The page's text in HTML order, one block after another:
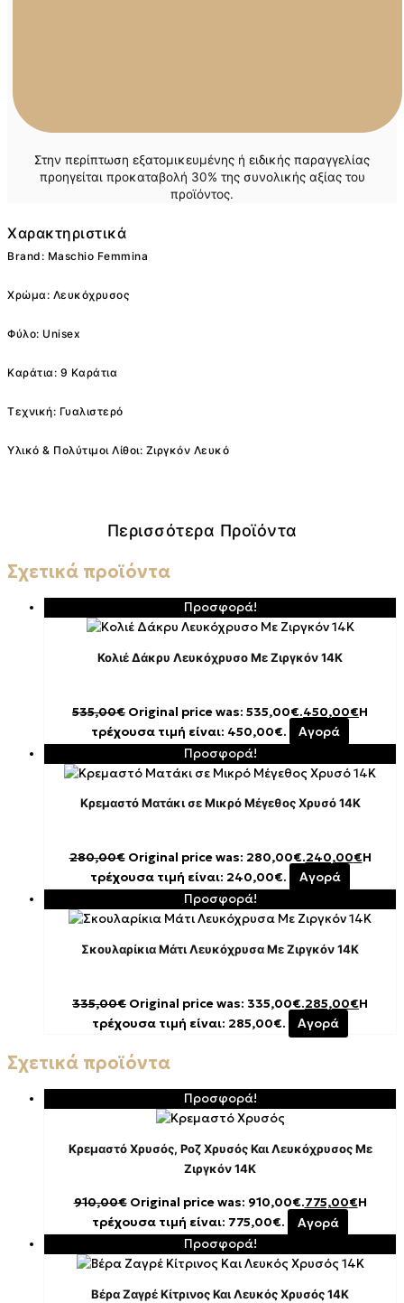
Στην περίπτωση εξατομικευμένης ή ειδικής παραγγελίας
προηγείται προκαταβολή 30% της συνολικής αξίας του
προϊόντος.
Χαρακτηριστικά
Brand: Maschio Femmina
Χρώμα: Λευκόχρυσος
Φύλο: Unisex
Καράτια: 9 Καράτια
Τεχνική: Γυαλιστερό
Υλικό & Πολύτιμοι Λίθοι: Ζιργκόν Λευκό
Περισσότερα Προϊόντα
Σχετικά προϊόντα
Προσφορά!
Κολιέ Δάκρυ Λευκόχρυσο Με Ζιργκόν 14K
535,00€ Original price was: 535,00€.450,00€Η
τρέχουσα τιμή είναι: 450,00€.
Αγορά
Προσφορά!
Κρεμαστό Ματάκι σε Μικρό Μέγεθος Χρυσό 14K
280,00€ Original price was: 280,00€.240,00€Η
τρέχουσα τιμή είναι: 240,00€.
Αγορά
Προσφορά!
Σκουλαρίκια Μάτι Λευκόχρυσα Με Ζιργκόν 14K
335,00€ Original price was: 335,00€.285,00€Η
τρέχουσα τιμή είναι: 285,00€.
Αγορά
Σχετικά προϊόντα
Προσφορά!
Κρεμαστό Χρυσός, Ροζ Χρυσός Και Λευκόχρυσος Με
Ζιργκόν 14K
910,00€ Original price was: 910,00€.775,00€Η
τρέχουσα τιμή είναι: 775,00€.
Αγορά
Προσφορά!
Βέρα Ζαγρέ Κίτρινος Και Λευκός Χρυσός 14Κ